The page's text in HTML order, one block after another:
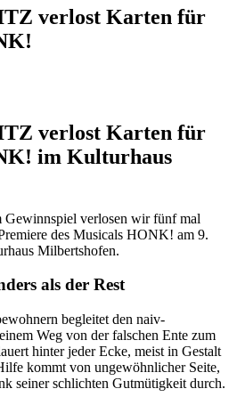
verlost Karten für
verlost Karten für
im Kulturhaus
verlosen wir fünf mal
des Musicals HONK! am 9.
Milbertshofen.
als der Rest
begleitet den naiv-
Weg von der falschen Ente zum
hinter jeder Ecke, meist in Gestalt
kommt von ungewöhnlicher Seite,
seiner schlichten Gutmütigkeit durch.